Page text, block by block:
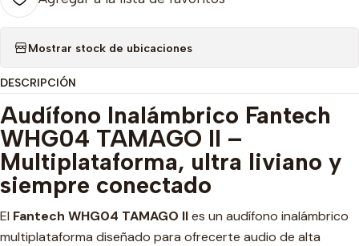
Mostrar stock de ubicaciones
DESCRIPCIÓN
Audífono Inalámbrico Fantech
WHG04 TAMAGO II –
Multiplataforma, ultra liviano y
siempre conectado
El Fantech WHG04 TAMAGO IIes un audífono inalámbrico
multiplataforma diseñado para ofrecerte audio de alta